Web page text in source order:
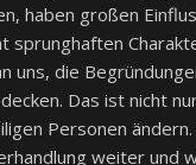
haben großen
sprunghaften
uns, die
Das ist nicht
Personen
weiter